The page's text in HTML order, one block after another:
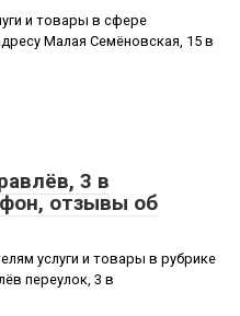
и товары в сфере
Малая Семёновская, 15 в
3 в
отзывы об
услуги и товары в рубрике
переулок, 3 в